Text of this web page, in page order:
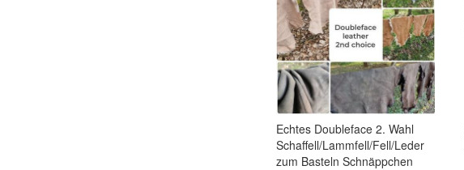
Echtes Doubleface 2. Wahl
Schaffell/Lammfell/Fell/Leder
zum Basteln Schnäppchen